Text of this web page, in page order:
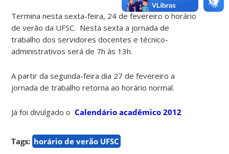
Termina nesta sexta-feira, 24 de fevereiro o horário
de verão da UFSC. Nesta sexta a jornada de
trabalho dos servidores docentes e técnico-
administrativos será de 7h às 13h.
A partir da segunda-feira dia 27 de fevereiro a
jornada de trabalho retorna ao horário normal.
Já foi divulgado o Calendário acadêmico 2012
Tags: horário de verão UFSC